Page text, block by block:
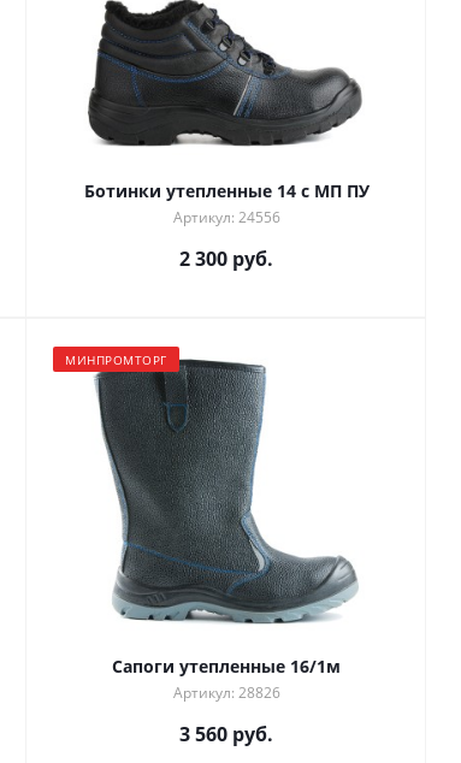
Ботинки утепленные 14 с МП ПУ
Артикул: 24556
2 300 руб.
МИНПРОМТОРГ
Сапоги утепленные 16/1м
Артикул: 28826
3 560 руб.